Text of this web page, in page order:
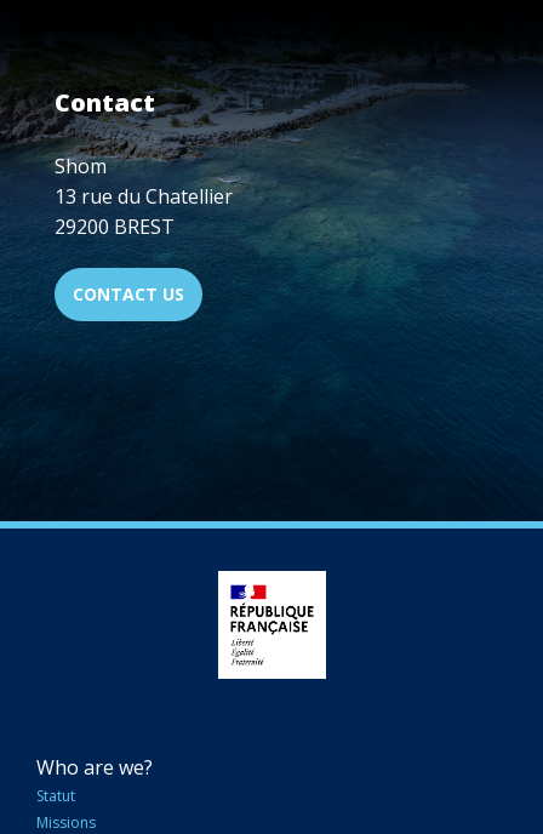
Contact
Shom
13 rue du Chatellier
29200 BREST
CONTACT US
NAVIGATION
PRINCIPALE
Who are we?
Statut
Missions